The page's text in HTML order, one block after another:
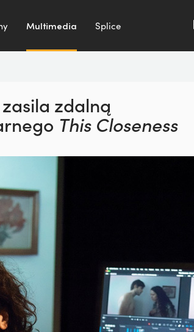
Multimedia Splice
zdalną
This Closeness